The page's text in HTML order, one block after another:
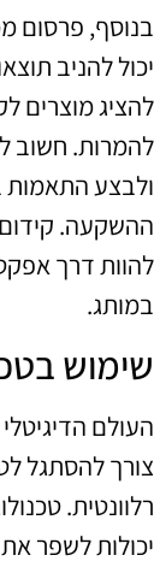
בנוסף, פרסום
יכול להניב
להציג מוצרים
להמרות. חשוב
ולבצע
ההשקעה. קידום
להוות דרך
במותג.
שימוש
העולם
צורך להסתגל
רלוונטית.
יכולות לשפר